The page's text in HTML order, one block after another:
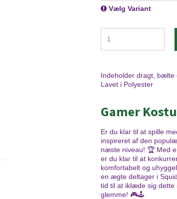
Vælg Variant
Indeholder dragt, bælte
Lavet i Polyester
Gamer
Er du klar til at spille
inspireret af den
næste niveau! 🏆 Med
er du klar til at
komfortabelt og
en ægte deltager i
tid til at iklæde sig dette
glemme! 🎮🕹️